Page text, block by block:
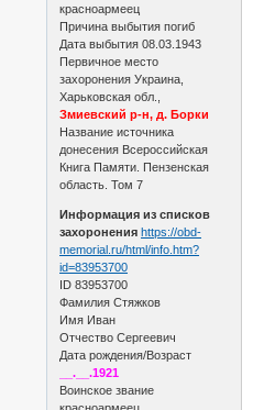
красноармеец
Причина выбытия погиб
Дата выбытия 08.03.1943
Первичное место
захоронения Украина,
Харьковская обл.,
Змиевский р-н, д. Борки
Название источника
донесения Всероссийская
Книга Памяти. Пензенская
область. Том 7
Информация из списков
захоронения https://obd-
memorial.ru/html/info.htm?
id=83953700
ID 83953700
Фамилия Стяжков
Имя Иван
Отчество Сергеевич
Дата рождения/Возраст
__.__.1921
Воинское звание